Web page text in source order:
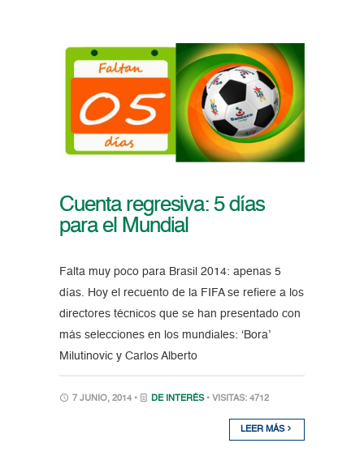
Cuenta regresiva: 5 días
para el Mundial
Falta muy poco para Brasil 2014: apenas 5
días. Hoy el recuento de la FIFA se refiere a los
directores técnicos que se han presentado con
más selecciones en los mundiales: ‘Bora’
Milutinovic y Carlos Alberto
7 JUNIO, 2014 • DE INTERÉS • VISITAS: 4712
LEER MÁS